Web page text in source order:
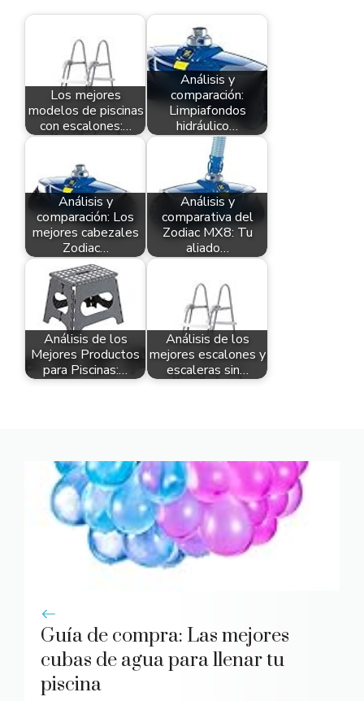
Los mejores
modelos de piscinas
con escalones:…
Análisis y
comparación:
Limpiafondos
hidráulico…
Análisis y
comparación: Los
mejores cabezales
Zodiac…
Análisis y
comparativa del
Zodiac MX8: Tu
aliado…
Análisis de los
Mejores Productos
para Piscinas:…
Análisis de los
mejores escalones y
escaleras sin…
Guía de compra: Las mejores
cubas de agua para llenar tu
piscina